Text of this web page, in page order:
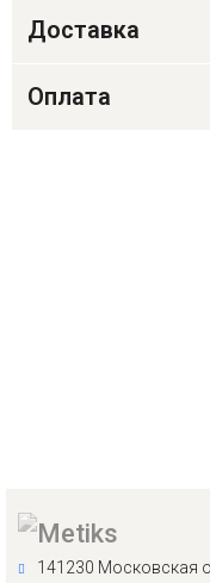
Доставка
Оплата
141230 Московская